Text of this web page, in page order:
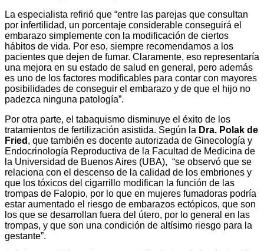
La especialista refirió que “entre las parejas que consultan
por infertilidad, un porcentaje considerable conseguirá el
embarazo simplemente con la modificación de ciertos
hábitos de vida. Por eso, siempre recomendamos a los
pacientes que dejen de fumar. Claramente, eso representaría
una mejora en su estado de salud en general, pero además
es uno de los factores modificables para contar con mayores
posibilidades de conseguir el embarazo y de que el hijo no
padezca ninguna patología”.
Por otra parte, el tabaquismo disminuye el éxito de los
tratamientos de fertilización asistida. Según la Dra. Polak de
Fried , que también es docente autorizada de Ginecología y
Endocrinología Reproductiva de la Facultad de Medicina de
la Universidad de Buenos Aires (UBA), “se observó que se
relaciona con el descenso de la calidad de los embriones y
que los tóxicos del cigarrillo modifican la función de las
trompas de Falopio, por lo que en mujeres fumadoras podría
estar aumentado el riesgo de embarazos ectópicos, que son
los que se desarrollan fuera del útero, por lo general en las
trompas, y que son una condición de altísimo riesgo para la
gestante”.